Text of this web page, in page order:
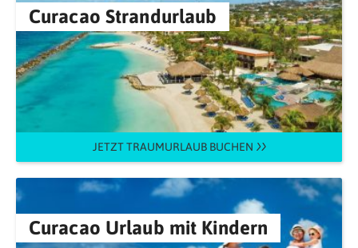
Curacao Strandurlaub
JETZT TRAUMURLAUB BUCHEN
Curacao Urlaub mit Kindern